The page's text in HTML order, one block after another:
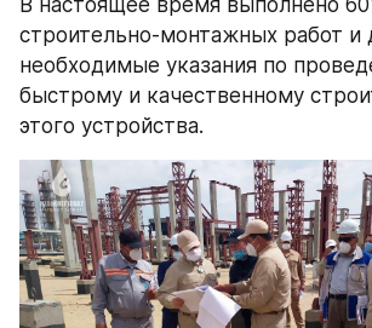
В настоящее время выполнено
строительно-монтажных работ и
необходимые указания по
быстрому и качественному
этого устройства.